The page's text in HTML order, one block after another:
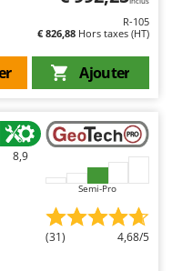
R-105
€ 826,88 Hors taxes (HT)
Ajouter
8,9
Semi-Pro
(31) 4,68/5